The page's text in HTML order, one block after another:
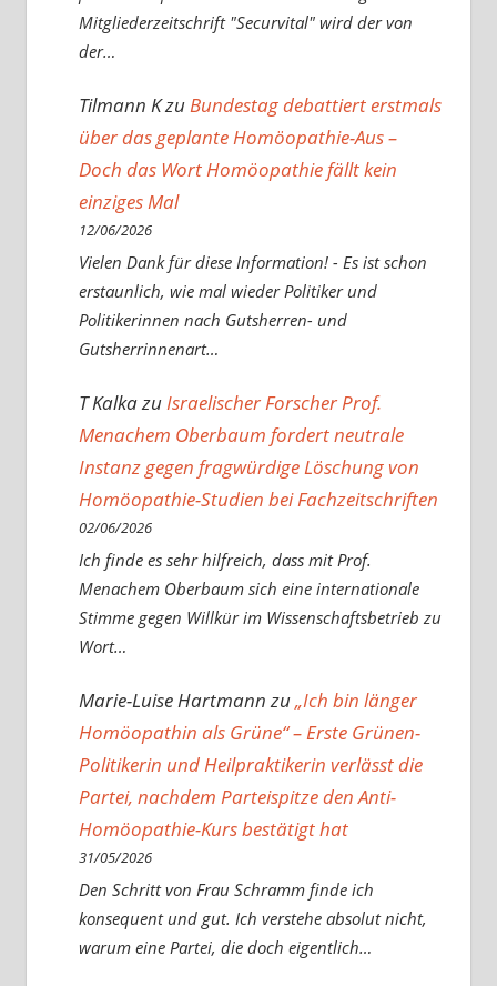
Mitgliederzeitschrift "Securvital" wird der von
der…
Tilmann Kzu Bundestag debattiert erstmals
über das geplante Homöopathie-Aus –
Doch das Wort Homöopathie fällt kein
einziges Mal
12/06/2026
Vielen Dank für diese Information! - Es ist schon
erstaunlich, wie mal wieder Politiker und
Politikerinnen nach Gutsherren- und
Gutsherrinnenart…
T KalkazuIsraelischer Forscher Prof.
Menachem Oberbaum fordert neutrale
Instanz gegen fragwürdige Löschung von
Homöopathie-Studien bei Fachzeitschriften
02/06/2026
Ich finde es sehr hilfreich, dass mit Prof.
Menachem Oberbaum sich eine internationale
Stimme gegen Willkür im Wissenschaftsbetrieb zu
Wort…
Marie-Luise Hartmannzu„Ich bin länger
Homöopathin als Grüne“ – Erste Grünen-
Politikerin und Heilpraktikerin verlässt die
Partei, nachdem Parteispitze den Anti-
Homöopathie-Kurs bestätigt hat
31/05/2026
Den Schritt von Frau Schramm finde ich
konsequent und gut. Ich verstehe absolut nicht,
warum eine Partei, die doch eigentlich…